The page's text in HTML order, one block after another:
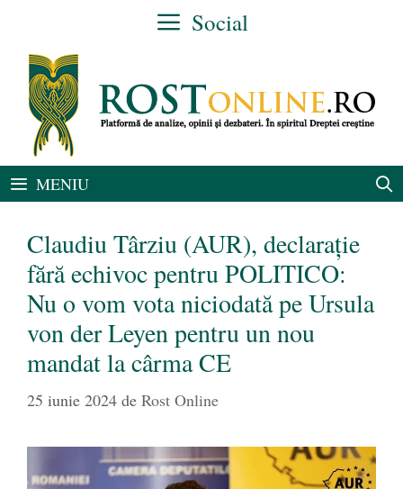
conținut
Social
MENIU
Claudiu Târziu (AUR), declarație
fără echivoc pentru POLITICO:
Nu o vom vota niciodată pe Ursula
von der Leyen pentru un nou
mandat la cârma CE
25 iunie 2024 de Rost Online